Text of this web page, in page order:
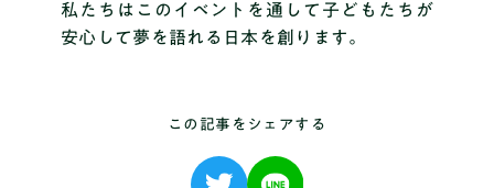
私たちはこのイベントを通して子どもたちが
安心して夢を語れる日本を創ります。
この記事をシェアする